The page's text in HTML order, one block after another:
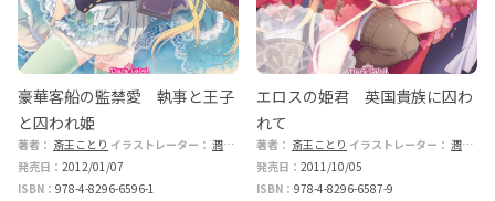
豪華客船の監禁愛 執事と王子
と囚われ姫
著者： 斎王ことり イラストレーター： 潤宮るか
発売日： 2012/01/07
ISBN： 978-4-8296-6596-1
エロスの姫君 英国貴族に囚わ
れて
著者： 斎王ことり イラストレーター： 潤宮るか
発売日： 2011/10/05
ISBN： 978-4-8296-6587-9